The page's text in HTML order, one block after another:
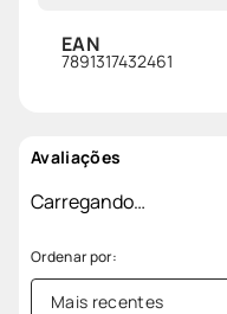
EAN
7891317432461
Avaliações
Carregando…
Mais recentes